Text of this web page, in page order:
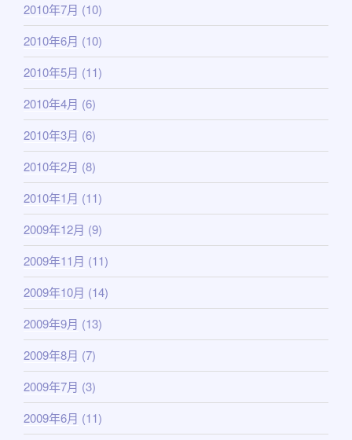
2010年7月 (10)
2010年6月 (10)
2010年5月 (11)
2010年4月 (6)
2010年3月 (6)
2010年2月 (8)
2010年1月 (11)
2009年12月 (9)
2009年11月 (11)
2009年10月 (14)
2009年9月 (13)
2009年8月 (7)
2009年7月 (3)
2009年6月 (11)